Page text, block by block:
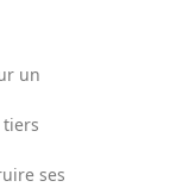
un
ses